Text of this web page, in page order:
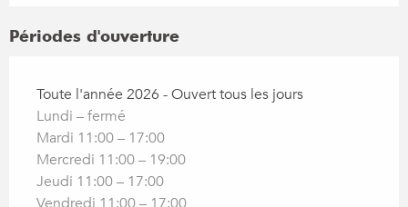
Périodes d'ouverture
Toute l'année 2026 - Ouvert tous les jours
Lundi – fermé
Mardi 11:00 – 17:00
Mercredi 11:00 – 19:00
Jeudi 11:00 – 17:00